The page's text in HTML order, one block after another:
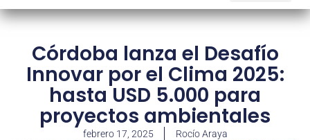
Córdoba lanza el Desafío
Innovar por el Clima 2025:
hasta USD 5.000 para
proyectos ambientales
febrero 17, 2025 Rocío Araya